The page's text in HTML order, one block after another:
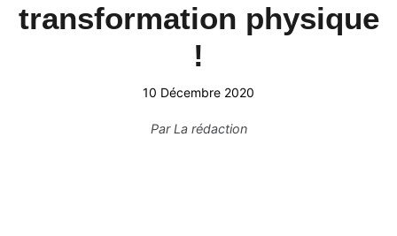
transformation physique
!
10 Décembre 2020
ParLa rédaction